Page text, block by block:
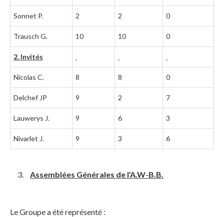
Sonnet P. 2 2 0
Trausch G. 10 10 0
2. Invités
Nicolas C. 8 8 0
Delchef JP 9 2 7
Lauwerys J. 9 6 3
Nivarlet J. 9 3 6
Assemblées Générales de l’A.W-B.B.
Le Groupe a été représenté :